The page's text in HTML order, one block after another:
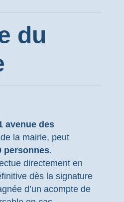
du
avenue des
la mairie, peut
personnes.
directement en
dès la signature
d’un acompte de